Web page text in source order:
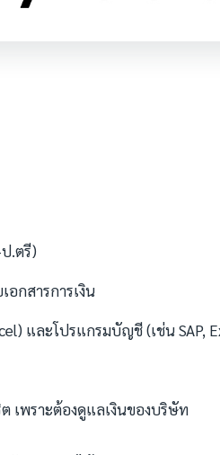
.ตรี)
อกสารการเงิน
และโปรแกรมบัญชี (เช่น SAP,
พราะต้องดูแลเงินของบริษัท